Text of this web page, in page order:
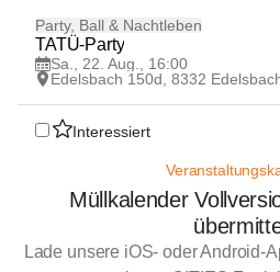
22
AUG
Party, Ball & Nachtleben
TATÜ-Party
Sa., 22. Aug., 16:00
Edelsbach 150d, 8332
Interessiert
Müllkalender
Lade unsere iOS- oder Android-